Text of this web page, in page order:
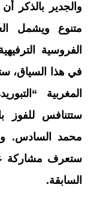
والجدير بالذكر
متنوع ويشمل
الفروسية
في هذا السياق،
المغربية
ستتنافس للفوز
محمد السادس.
ستعرف مشاركة
السابقة.